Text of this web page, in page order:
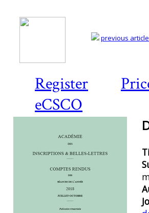
Register
eCSCO
previous